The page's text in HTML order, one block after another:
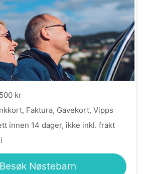
kr
Faktura, Gavekort, Vipps
innen 14 dager, ikke inkl. frakt
Besøk Nøstebarn